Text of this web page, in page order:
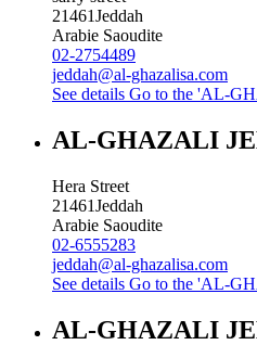
21461Jeddah
Arabie Saoudite
02-2754489
jeddah@al-ghazalisa.com
See details Go to the 'AL-
AL-GHAZALI
Hera Street
21461Jeddah
Arabie Saoudite
02-6555283
jeddah@al-ghazalisa.com
See details Go to the 'AL-
AL-GHAZALI